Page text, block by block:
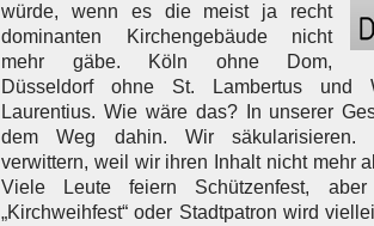
würde, wenn es die meist ja recht
dominanten Kirchengebäude nicht
mehr gäbe. Köln ohne Dom,
Düsseldorf ohne St. Lambertus und
Laurentius. Wie wäre das? In unserer
dem Weg dahin. Wir säkularisieren.
verwittern, weil wir ihren Inhalt nicht mehr
Viele Leute feiern Schützenfest,
„Kirchweihfest“ oder Stadtpatron wird